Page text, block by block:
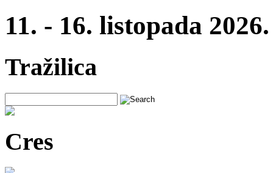
11. - 16. listopada 2026.
Tražilica
Cres